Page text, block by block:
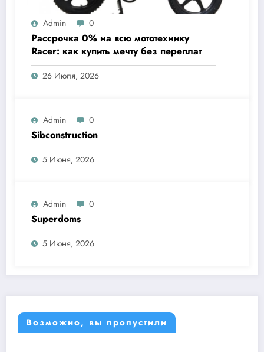
Admin 0
Рассрочка 0% на всю мототехнику
Racer: как купить мечту без переплат
26 Июля, 2026
Admin 0
Sibconstruction
5 Июня, 2026
Admin 0
Superdoms
5 Июня, 2026
Возможно, вы пропустили